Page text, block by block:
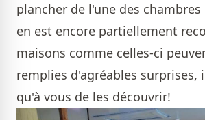
plancher de l'une des
en est encore partiellement
maisons comme celles-ci
remplies d'agréables surprises,
qu'à vous de les découvrir!